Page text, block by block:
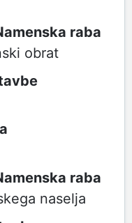
obrat
naselja